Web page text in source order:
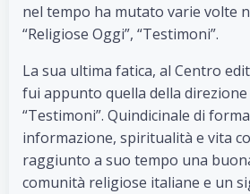
nel tempo ha mutato varie volte
“Religiose Oggi”, “Testimoni”.
La sua ultima fatica, al Centro
fui appunto quella della
“Testimoni”. Quindicinale di
informazione, spiritualità e vita
raggiunto a suo tempo una
comunità religiose italiane e un